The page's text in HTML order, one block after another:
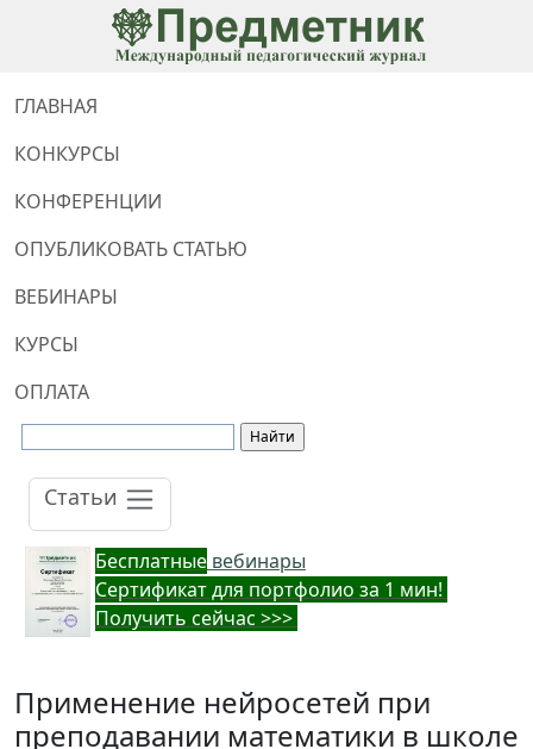
ГЛАВНАЯ
КОНКУРСЫ
КОНФЕРЕНЦИИ
ОПУБЛИКОВАТЬ СТАТЬЮ
ВЕБИНАРЫ
КУРСЫ
ОПЛАТА
Статьи
Бесплатные вебинары
Cертификат для портфолио за 1 мин!
Получить сейчас >>>
Применение нейросетей при
преподавании математики в школе